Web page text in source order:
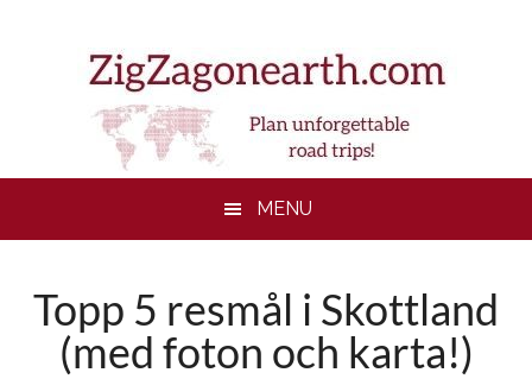
MENU
Topp 5 resmål i Skottland
(med foton och karta!)